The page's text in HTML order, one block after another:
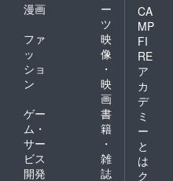
漫画
ー
ツ
ファ
ッ
ショ
ン
映
像
・
映
画
ゲー
ム・
サー
ビス
開発
書
籍
・
雑
誌
CA
MP
FI
RE
ア
カ
デ
ミ
ー
と
は
ク